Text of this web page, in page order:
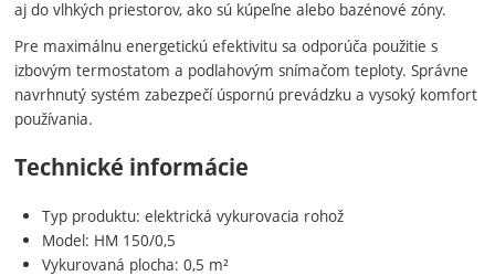
aj do vlhkých priestorov, ako sú kúpeľne alebo bazénové zóny.
Pre maximálnu energetickú efektivitu sa odporúča použitie s
izbovým termostatom a podlahovým snímačom teploty. Správne
navrhnutý systém zabezpečí úspornú prevádzku a vysoký komfort
používania.
Technické informácie
Typ produktu: elektrická vykurovacia rohož
Model: HM 150/0,5
Vykurovaná plocha: 0,5 m²